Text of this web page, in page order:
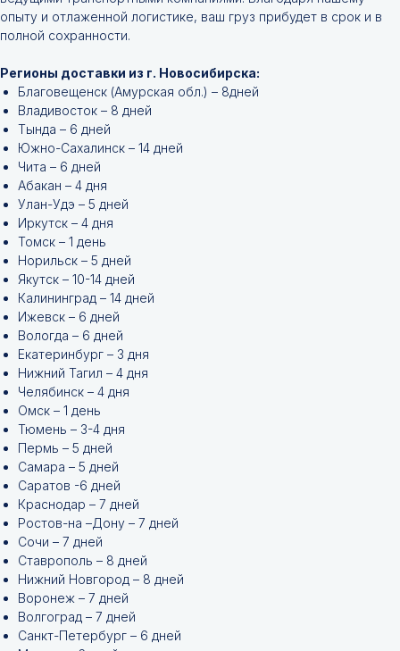
опыту и отлаженной логистике, ваш груз прибудет в срок и в
полной сохранности.
Регионы доставки из г. Новосибирска:
Благовещенск (Амурская обл.) – 8дней
Владивосток – 8 дней
Тында – 6 дней
Южно-Сахалинск – 14 дней
Чита – 6 дней
Абакан – 4 дня
Улан-Удэ – 5 дней
Иркутск – 4 дня
Томск – 1 день
Норильск – 5 дней
Якутск – 10-14 дней
Калининград – 14 дней
Ижевск – 6 дней
Вологда – 6 дней
Екатеринбург – 3 дня
Нижний Тагил – 4 дня
Челябинск – 4 дня
Омск – 1 день
Тюмень – 3-4 дня
Пермь – 5 дней
Самара – 5 дней
Саратов -6 дней
Краснодар – 7 дней
Ростов-на –Дону – 7 дней
Сочи – 7 дней
Ставрополь – 8 дней
Нижний Новгород – 8 дней
Воронеж – 7 дней
Волгоград – 7 дней
Санкт-Петербург – 6 дней